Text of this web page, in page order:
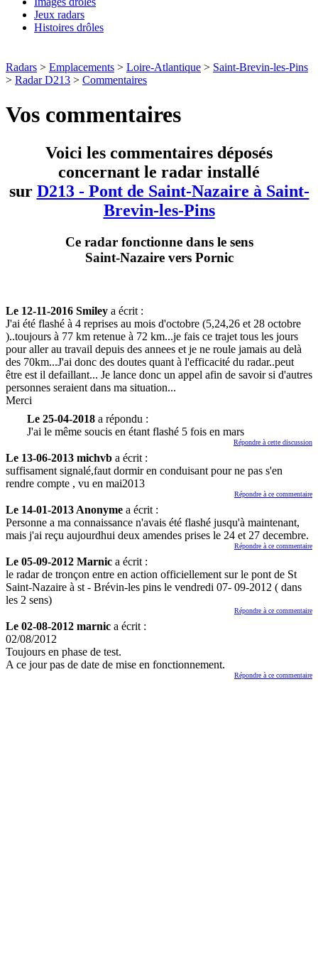
Jeux radars
Histoires drôles
Radars > Emplacements > Loire-Atlantique > Saint-Brevin-les-Pins
> Radar D213 > Commentaires
Vos commentaires
Voici les commentaires déposés
concernant le radar installé
sur D213 - Pont de Saint-Nazaire à Saint-
Brevin-les-Pins
Ce radar fonctionne dans le sens
Saint-Nazaire vers Pornic
Le 12-11-2016 Smiley a écrit :
J'ai été flashé à 4 reprises au mois d'octobre (5,24,26 et 28 octobre
)..toujours à 77 km retenue à 72 km...je fais ce trajet tous les jours
pour aller au travail depuis des annees et je ne roule jamais au delà
des 70km...J'ai donc des doutes quant à l'efficacité du radar..peut
être est il defaillant... Je lance donc un appel afin de savoir si d'autres
personnes seraient dans ma situation...
Merci
Le 25-04-2018 a répondu :
J'ai le même soucis en étant flashé 5 fois en mars
Répondre à cette discussion
Le 13-06-2013 michvb a écrit :
suffisament signalé,faut dormir en conduisant pour ne pas s'en
rendre compte , vu en mai2013
Répondre à ce commentaire
Le 14-01-2013 Anonyme a écrit :
Personne a ma connaissance n'avais été flashé jusqu'à maintenant,
mais j'ai reçu aujourdhui deux amendes prises le 24 et 27 decembre.
Répondre à ce commentaire
Le 05-09-2012 Marnic a écrit :
le radar de tronçon entre en action officiellement sur le pont de St
Saint-Nazaire à st - Brévin-les pins le vendredi 07- 09-2012 ( dans
les 2 sens)
Répondre à ce commentaire
Le 02-08-2012 marnic a écrit :
02/08/2012
Toujours en phase de test.
A ce jour pas de date de mise en fonctionnement.
Répondre à ce commentaire